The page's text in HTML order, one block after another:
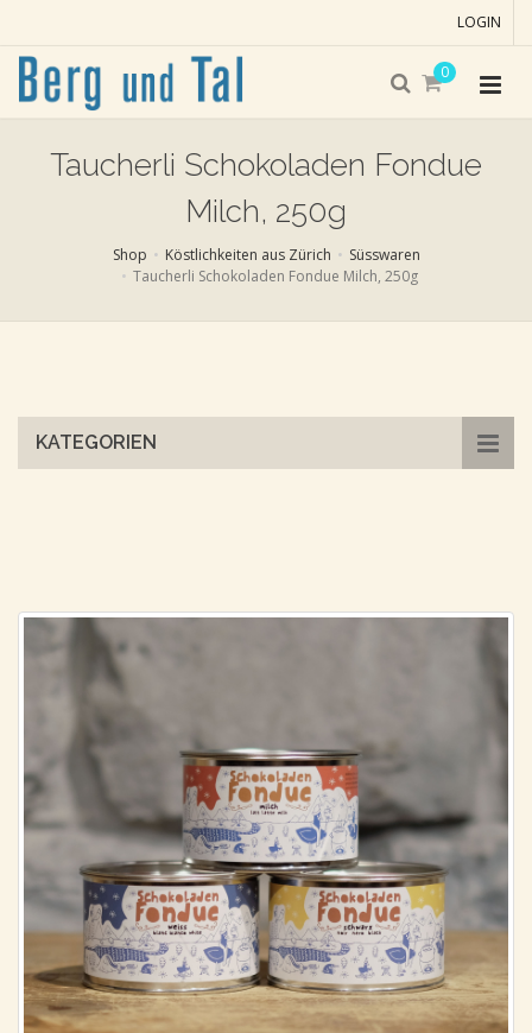
LOGIN
0
Taucherli Schokoladen Fondue
Milch, 250g
Shop Köstlichkeiten aus Zürich
Süsswaren
Taucherli Schokoladen Fondue Milch, 250g
KATEGORIEN